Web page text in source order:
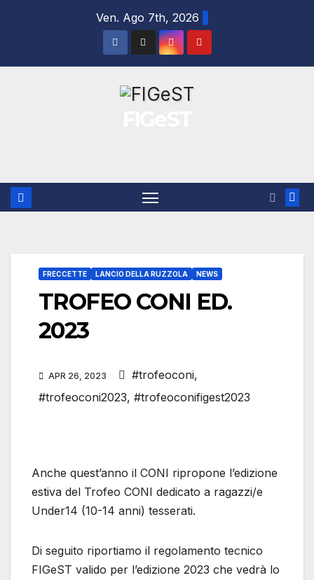
Ven. Ago 7th, 2026
FRECCETTE LANCIO DELLA RUZZOLA NEWS
TROFEO CONI ED.
2023
APR 26, 2023 #trofeoconi,
#trofeoconi2023, #trofeoconifigest2023
Anche quest’anno il CONI ripropone l’edizione
estiva del Trofeo CONI dedicato a ragazzi/e
Under14 (10-14 anni) tesserati.
Di seguito riportiamo il regolamento tecnico
FIGeST valido per l’edizione 2023 che vedrà lo